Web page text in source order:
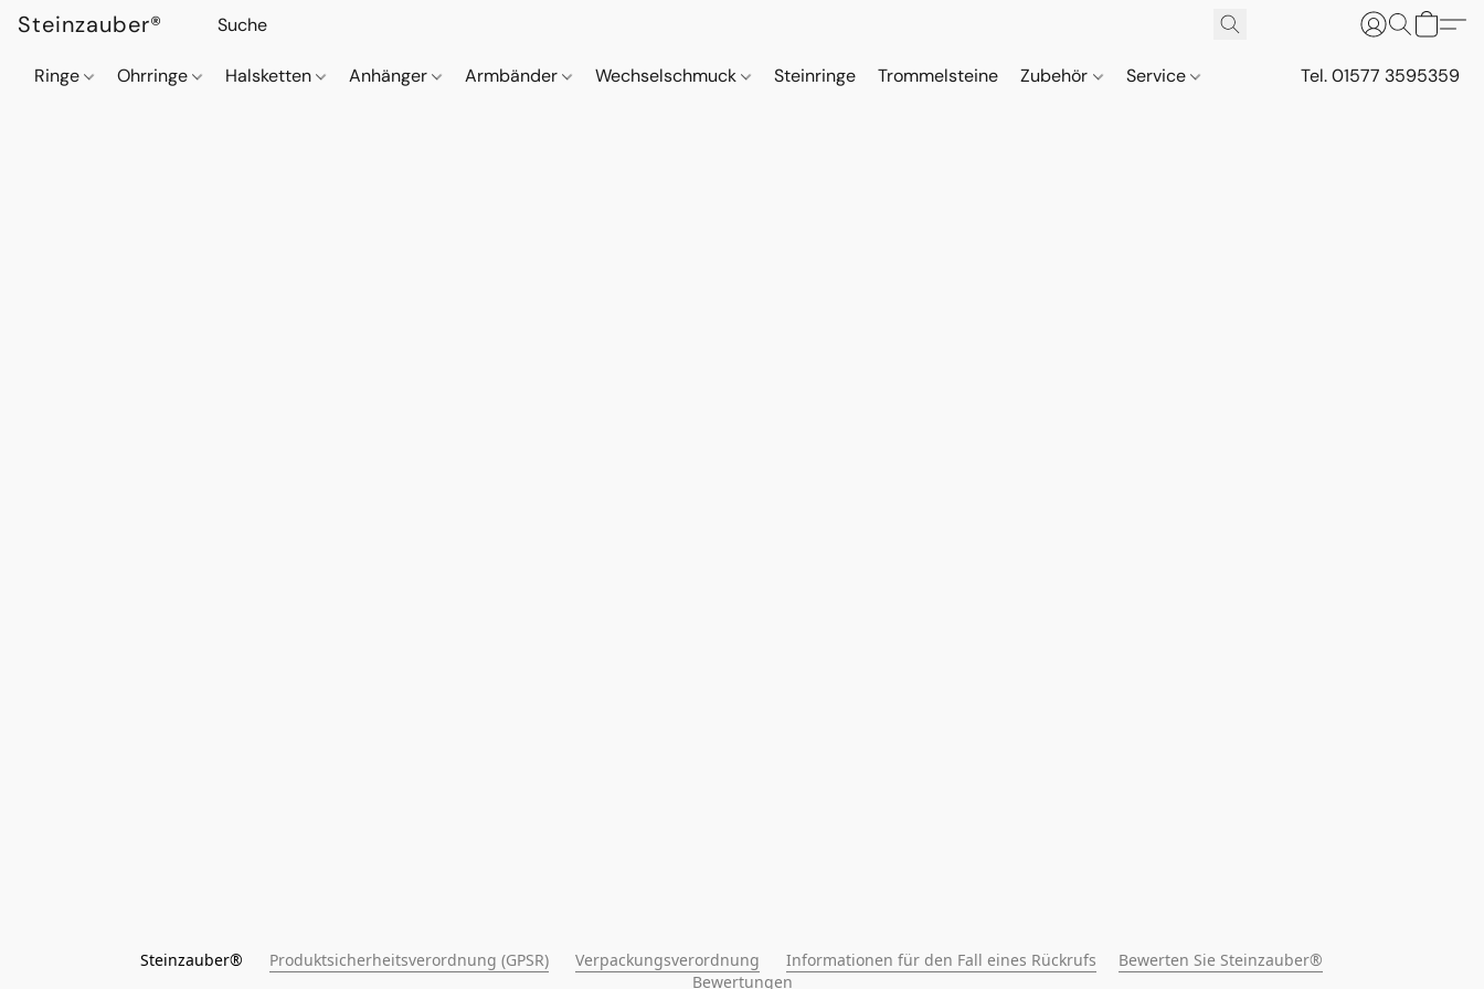
Steinzauber®
Ringe Ohrringe Halsketten Anhänger Armbänder Wechselschmuck Steinringe Trommelsteine Zubehör Service Tel. 01577 3595359
Steinzauber® Produktsicherheitsverordnung (GPSR) Verpackungsverordnung Informationen für den Fall eines Rückrufs
Bewerten Sie Steinzauber®
Bewertungen